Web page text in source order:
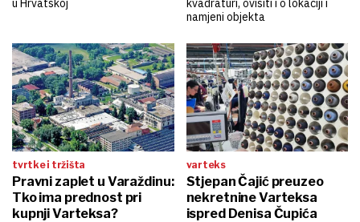
u Hrvatskoj
kvadraturi, ovisiti i o lokaciji i
namjeni objekta
tvrtke i tržišta
Pravni zaplet u Varaždinu:
Tko ima prednost pri
kupnji Varteksa?
varteks
Stjepan Čajić preuzeo
nekretnine Varteksa
ispred Denisa Čupića